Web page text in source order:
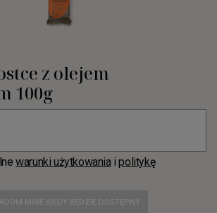
z olejem
100g
warunki użytkowaniaipolitykę
MNIE KIEDY BĘDZIE DOSTĘPNY